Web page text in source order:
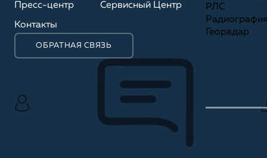
Пресс-центр Сервисный Центр
Контакты
ОБРАТНАЯ СВЯЗЬ
РЛС
Георадар